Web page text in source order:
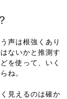
声は根強くあり
ないかと推測す
を使って、いく
ね。
見えるのは確か